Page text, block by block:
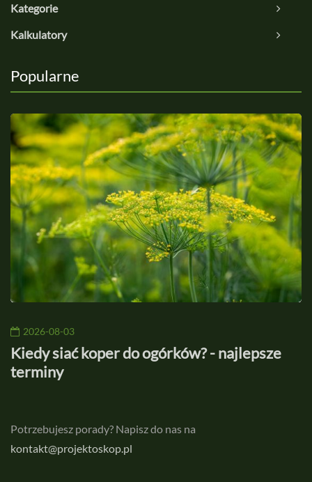
Kategorie
Kalkulatory
Popularne
2026-08-03
Kiedy siać koper do ogórków? - najlepsze
terminy
Potrzebujesz porady? Napisz do nas na
kontakt@projektoskop.pl